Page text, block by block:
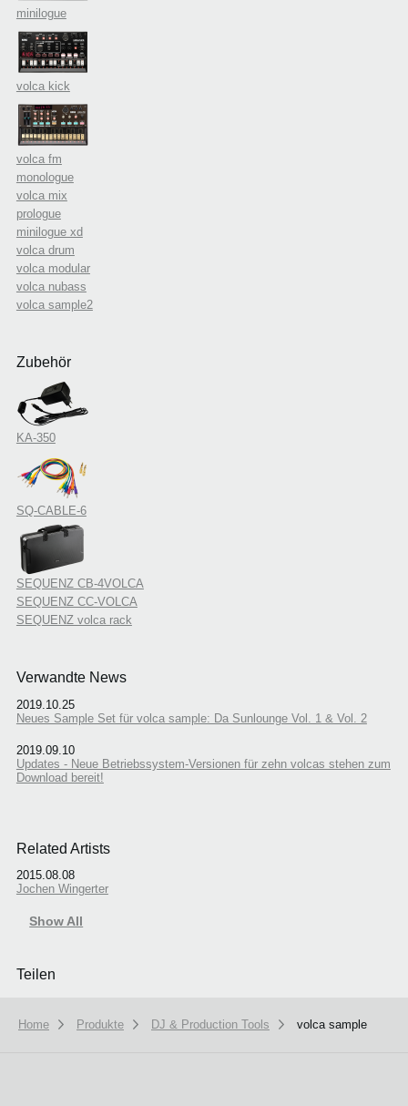
minilogue
volca kick
volca fm
monologue
volca mix
prologue
minilogue xd
volca drum
volca modular
volca nubass
volca sample2
Zubehör
KA-350
SQ-CABLE-6
SEQUENZ CB-4VOLCA
SEQUENZ CC-VOLCA
SEQUENZ volca rack
Verwandte News
2019.10.25
Neues Sample Set für volca sample: Da Sunlounge Vol. 1 & Vol. 2
2019.09.10
Updates - Neue Betriebssystem-Versionen für zehn volcas stehen zum
Download bereit!
Related Artists
2015.08.08
Jochen Wingerter
Show All
Teilen
Home Produkte DJ & Production Tools volca sample